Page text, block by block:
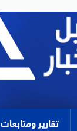
تقارير ومتابعات